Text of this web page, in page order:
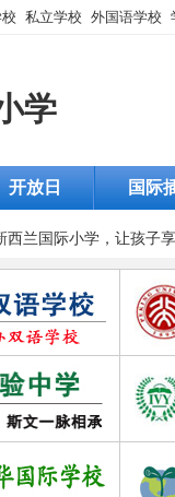
私立学校 外国语学校
学
开放日 国际
西兰国际小学，让孩子